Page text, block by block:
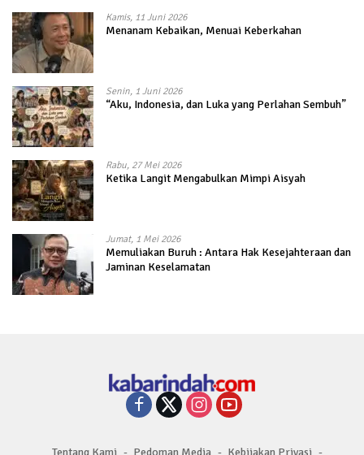
Kamis, 11 Juni 2026
Menanam Kebaikan, Menuai Keberkahan
Senin, 1 Juni 2026
“Aku, Indonesia, dan Luka yang Perlahan Sembuh”
Rabu, 27 Mei 2026
Ketika Langit Mengabulkan Mimpi Aisyah
Jumat, 1 Mei 2026
Memuliakan Buruh : Antara Hak Kesejahteraan dan
Jaminan Keselamatan
Tentang Kami Pedoman Media Kebijakan Privasi